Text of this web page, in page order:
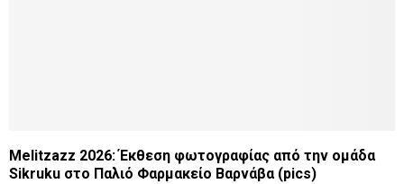
Melitzazz 2026: Έκθεση φωτογραφίας από την ομάδα
Sikruku στο Παλιό Φαρμακείο Βαρνάβα (pics)